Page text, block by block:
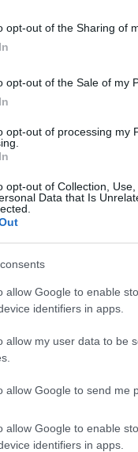
opt-out of the Sharing of
opt-out of the Sale of my
opt-out of processing my
opt-out of Collection,
Data that Is
allow Google to enable
identifiers in apps.
allow my user data to be
allow Google to send me
allow Google to enable
identifiers in apps.
Κορέα
–
νέων
πάψει να λειτουργεί
- 12:08
της